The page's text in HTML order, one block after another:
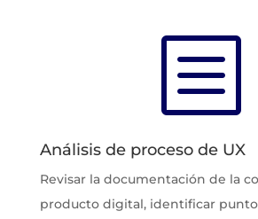
b
Análisis de proceso de UX
Revisar la documentación de la
producto digital, identificar